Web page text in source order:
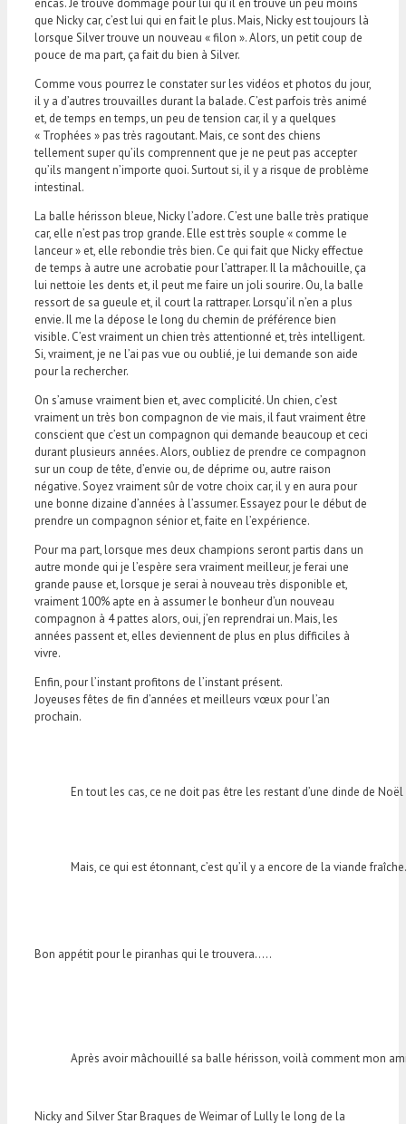
que Nicky car, c’est lui qui en fait le plus. Mais, Nicky est toujours là
lorsque Silver trouve un nouveau « filon ». Alors, un petit coup de
pouce de ma part, ça fait du bien à Silver.
Comme vous pourrez le constater sur les vidéos et photos du jour,
il y a d’autres trouvailles durant la balade. C’est parfois très animé
et, de temps en temps, un peu de tension car, il y a quelques
« Trophées » pas très ragoutant. Mais, ce sont des chiens
tellement super qu’ils comprennent que je ne peut pas accepter
qu’ils mangent n’importe quoi. Surtout si, il y a risque de problème
intestinal.
La balle hérisson bleue, Nicky l’adore. C’est une balle très pratique
car, elle n’est pas trop grande. Elle est très souple « comme le
lanceur » et, elle rebondie très bien. Ce qui fait que Nicky effectue
de temps à autre une acrobatie pour l’attraper. Il la mâchouille, ça
lui nettoie les dents et, il peut me faire un joli sourire. Ou, la balle
ressort de sa gueule et, il court la rattraper. Lorsqu’il n’en a plus
envie. Il me la dépose le long du chemin de préférence bien
visible. C’est vraiment un chien très attentionné et, très intelligent.
Si, vraiment, je ne l’ai pas vue ou oublié, je lui demande son aide
pour la rechercher.
On s’amuse vraiment bien et, avec complicité. Un chien, c’est
vraiment un très bon compagnon de vie mais, il faut vraiment être
conscient que c’est un compagnon qui demande beaucoup et ceci
durant plusieurs années. Alors, oubliez de prendre ce compagnon
sur un coup de tête, d’envie ou, de déprime ou, autre raison
négative. Soyez vraiment sûr de votre choix car, il y en aura pour
une bonne dizaine d’années à l’assumer. Essayez pour le début de
prendre un compagnon sénior et, faite en l’expérience.
Pour ma part, lorsque mes deux champions seront partis dans un
autre monde qui je l’espère sera vraiment meilleur, je ferai une
grande pause et, lorsque je serai à nouveau très disponible et,
vraiment 100% apte en à assumer le bonheur d’un nouveau
compagnon à 4 pattes alors, oui, j’en reprendrai un. Mais, les
années passent et, elles deviennent de plus en plus difficiles à
vivre.
Enfin, pour l’instant profitons de l’instant présent.
Joyeuses fêtes de fin d’années et meilleurs vœux pour l’an
prochain.
En tout les cas, ce ne doit pas être les restant d’une dinde de Noël
Mais, ce qui est étonnant, c’est qu’il y a encore de la viande fraîche.
Bon appétit pour le piranhas qui le trouvera…..
Après avoir mâchouillé sa balle hérisson, voilà comment mon
Nicky and Silver Star Braques de Weimar of Lully le long de la